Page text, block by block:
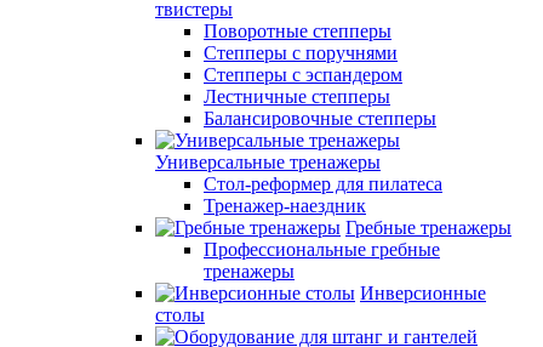
твистеры
Поворотные степперы
Степперы с поручнями
Степперы с эспандером
Лестничные степперы
Балансировочные степперы
Универсальные тренажеры
Стол-реформер для пилатеса
Тренажер-наездник
Гребные тренажеры
Профессиональные гребные
тренажеры
Инверсионные
столы